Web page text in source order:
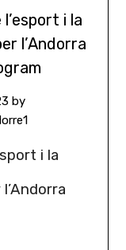
i la
l’Andorra
by
i la